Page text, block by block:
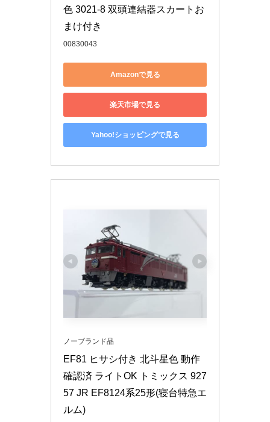
色 3021-8 双頭連結器スカートお
まけ付き
00830043
Amazonで見る
楽天市場で見る
Yahoo!ショッピングで見る
ノーブランド品
EF81 ヒサシ付き 北斗星色 動作
確認済 ライトOK トミックス 927
57 JR EF8124系25形(寝台特急エ
ルム)